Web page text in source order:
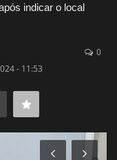
indicar o local
- 11:53
0